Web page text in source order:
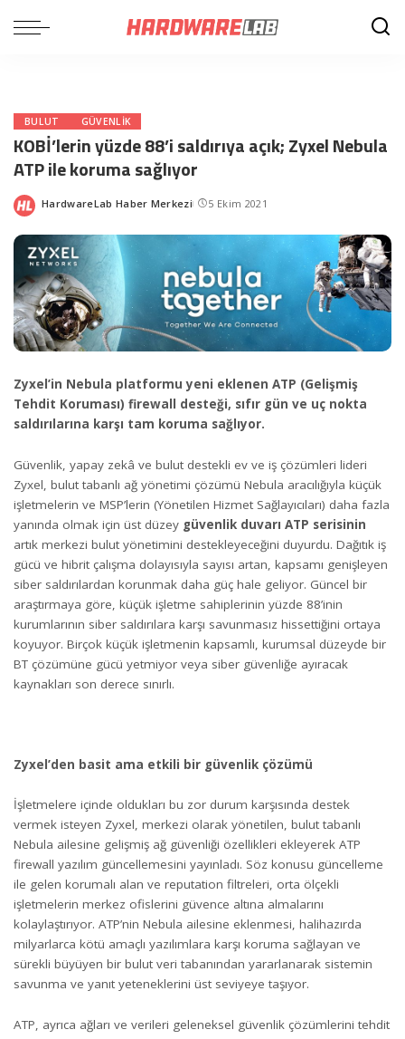
BULUT GÜVENLIK
KOBİ’lerin yüzde 88’i saldırıya açık; Zyxel Nebula
ATP ile koruma sağlıyor
Posted
HardwareLab Haber Merkezi 5 Ekim 2021
Zyxel’in Nebula platformu yeni eklenen ATP (Gelişmiş
Tehdit Koruması) firewall desteği, sıfır gün ve uç nokta
saldırılarına karşı tam koruma sağlıyor.
Güvenlik, yapay zekâ ve bulut destekli ev ve iş çözümleri lideri
Zyxel, bulut tabanlı ağ yönetimi çözümü Nebula aracılığıyla küçük
işletmelerin ve MSP’lerin (Yönetilen Hizmet Sağlayıcıları) daha fazla
yanında olmak için üst düzey güvenlik duvarı ATP serisinin
artık merkezi bulut yönetimini destekleyeceğini duyurdu. Dağıtık iş
gücü ve hibrit çalışma dolayısıyla sayısı artan, kapsamı genişleyen
siber saldırılardan korunmak daha güç hale geliyor. Güncel bir
araştırmaya göre, küçük işletme sahiplerinin yüzde 88’inin
kurumlarının siber saldırılara karşı savunmasız hissettiğini ortaya
koyuyor. Birçok küçük işletmenin kapsamlı, kurumsal düzeyde bir
BT çözümüne gücü yetmiyor veya siber güvenliğe ayıracak
kaynakları son derece sınırlı.
Zyxel’den basit ama etkili bir güvenlik çözümü
İşletmelere içinde oldukları bu zor durum karşısında destek
vermek isteyen Zyxel, merkezi olarak yönetilen, bulut tabanlı
Nebula ailesine gelişmiş ağ güvenliği özellikleri ekleyerek ATP
firewall yazılım güncellemesini yayınladı. Söz konusu güncelleme
ile gelen korumalı alan ve reputation filtreleri, orta ölçekli
işletmelerin merkez ofislerini güvence altına almalarını
kolaylaştırıyor. ATP’nin Nebula ailesine eklenmesi, halihazırda
milyarlarca kötü amaçlı yazılımlara karşı koruma sağlayan ve
sürekli büyüyen bir bulut veri tabanından yararlanarak sistemin
savunma ve yanıt yeteneklerini üst seviyeye taşıyor.
ATP, ayrıca ağları ve verileri geleneksel güvenlik çözümlerini tehdit